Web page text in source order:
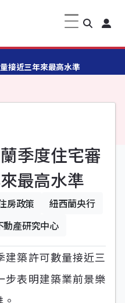
接近三年來最高水準
季度住宅審
最高水準
房政策
紐西蘭央行
動產研究中心
建築許可數量接近三
步表明建築業前景樂